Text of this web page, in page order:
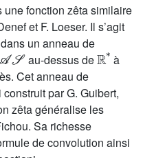
fonction zêta similaire
et F. Loeser. Il s’agit
un anneau de
𝒜𝒮
au-dessus de
*
à
Cet anneau de
par G. Guibert,
zêta généralise les
Sa richesse
de convolution ainsi